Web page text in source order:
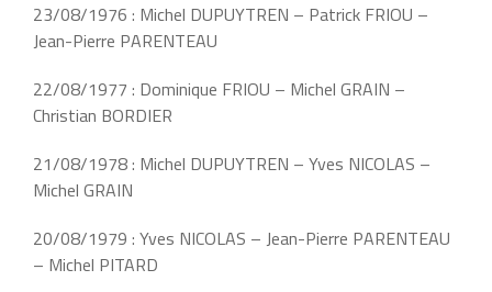
23/08/1976 : Michel DUPUYTREN – Patrick FRIOU –
Jean-Pierre PARENTEAU
22/08/1977 : Dominique FRIOU – Michel GRAIN –
Christian BORDIER
21/08/1978 : Michel DUPUYTREN – Yves NICOLAS –
Michel GRAIN
20/08/1979 : Yves NICOLAS – Jean-Pierre PARENTEAU
– Michel PITARD